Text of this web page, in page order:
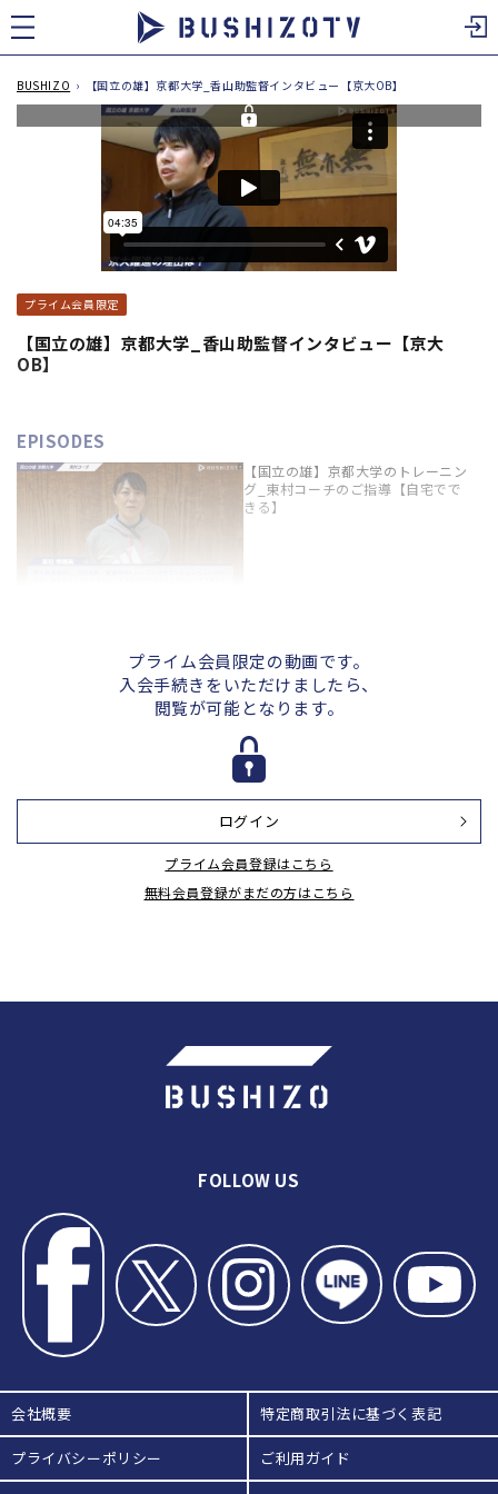
に
進
BUSHIZO › 【国立の雄】京都大学_香山助監督インタビュー【京大OB】
プライム会員限定
【国立の雄】京都大学_香山助監督インタビュー【京大
OB】
EPISODES
【国立の雄】京都大学のトレーニン
グ_東村コーチのご指導【自宅でで
きる】
インタビュー【京大剣道部OG】
【国立の雄】京都大学_和気主将イ
ンタビュー【京大躍進の理由は？】
ンタビュー【関西個人３位になれた
プライム会員限定の動画です。
入会手続きをいただけましたら、
閲覧が可能となります。
ログイン
プライム会員登録はこちら
無料会員登録がまだの方はこちら
FOLLOW US
会社概要 特定商取引法に基づく表記
プライバシーポリシー ご利用ガイド